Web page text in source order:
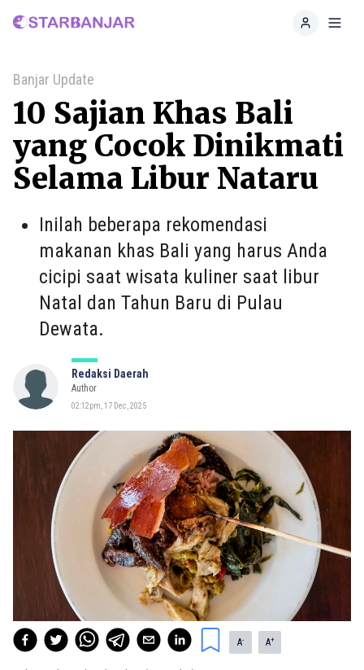
Home
Banjar Update
10 Sajian Khas Bali
yang Cocok Dinikmati
Selama Libur Nataru
Inilah beberapa rekomendasi
makanan khas Bali yang harus Anda
cicipi saat wisata kuliner saat libur
Natal dan Tahun Baru di Pulau
Dewata.
Redaksi Daerah
Author
02:12pm, 17 Dec, 2025
A- A+